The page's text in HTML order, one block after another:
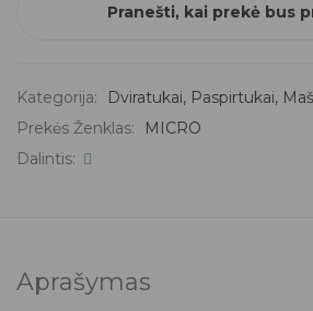
Pranešti, kai prekė bus
Kategorija:
Dviratukai, Paspirtukai,
Prekės Ženklas:
MICRO
Dalintis:
Aprašymas